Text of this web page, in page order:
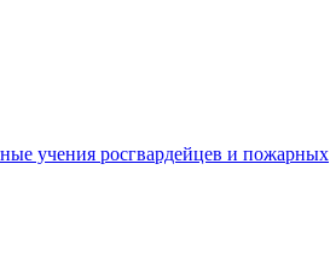
учения росгвардейцев и пожарных